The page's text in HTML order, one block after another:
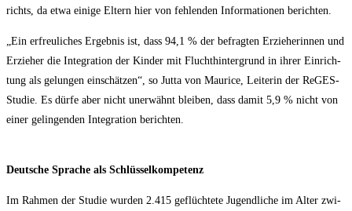
richts, da etwa eini­ge Eltern hier von feh­len­den Infor­ma­tio­nen berichten.
„Ein erfreu­li­ches Ergeb­nis ist, dass 94,1 % der befrag­ten Erzie­he­rin­nen und
Erzie­her die Inte­gra­ti­on der Kin­der mit Flucht­hin­ter­grund in ihrer Ein­rich­
tung als gelun­gen ein­schät­zen“, so Jut­ta von Mau­rice, Lei­te­rin der ReGES-
Stu­die. Es dür­fe aber nicht uner­wähnt blei­ben, dass damit 5,9 % nicht von
einer gelin­gen­den Inte­gra­ti­on berichten.
Deut­sche Spra­che als Schlüsselkompetenz
Im Rah­men der Stu­die wur­den 2.415 geflüch­te­te Jugend­li­che im Alter zwi­